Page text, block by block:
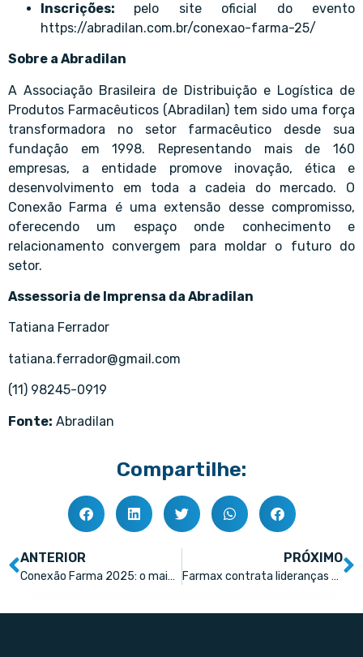
Inscrições: pelo site oficial do evento
https://abradilan.com.br/conexao-farma-25/
Sobre a Abradilan
A Associação Brasileira de Distribuição e Logística de
Produtos Farmacêuticos (Abradilan) tem sido uma força
transformadora no setor farmacêutico desde sua
fundação em 1998. Representando mais de 160
empresas, a entidade promove inovação, ética e
desenvolvimento em toda a cadeia do mercado. O
Conexão Farma é uma extensão desse compromisso,
oferecendo um espaço onde conhecimento e
relacionamento convergem para moldar o futuro do
setor.
Assessoria de Imprensa da Abradilan
Tatiana Ferrador
tatiana.ferrador@gmail.com
(11) 98245-0919
Fonte: Abradilan
Compartilhe:
ANTERIOR
Conexão Farma 2025: o maior evento do setor farmacêutico está chegando
PRÓXIMO
Farmax contrata lideranças para reforçar área de marketing